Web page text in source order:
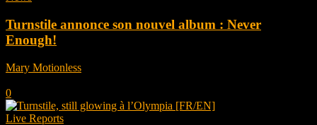
Turnstile annonce son nouvel album : Never
Enough!
Mary Motionless
0
Live Reports